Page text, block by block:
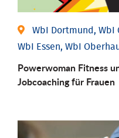
WbI Dortmund, WbI
WbI Essen, WbI
Powerwoman Fitness
Job­coaching für Frauen